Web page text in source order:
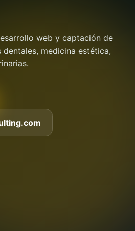
web y captación de
medicina estética,